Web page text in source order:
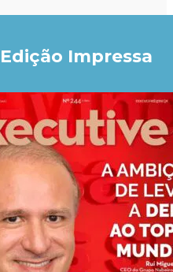
Edição Impressa